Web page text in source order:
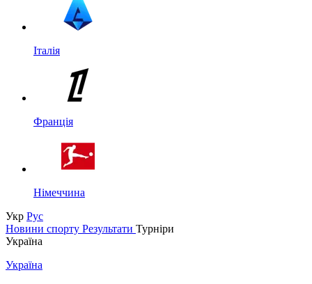
Італія
Франція
Німеччина
Укр Рус
Новини спорту Результати Турніри
Україна
Україна